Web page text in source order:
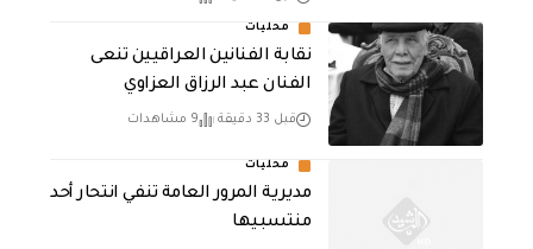
محليات
نقابة الفنانين العراقيين تنعى
الفنان عبد الرزاق العزاوي
قبل 33 دقيقة 9 مشاهدات
محليات
مديرية المرور العامة تنفي انتحار أحد
منتسبيها